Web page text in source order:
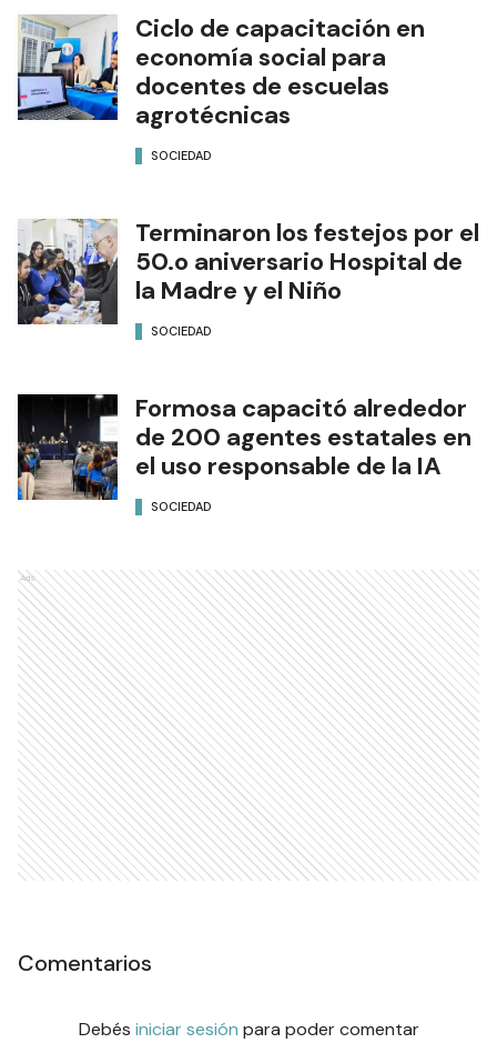
Ciclo de capacitación en
economía social para
docentes de escuelas
agrotécnicas
SOCIEDAD
Terminaron los festejos por el
50.o aniversario Hospital de
la Madre y el Niño
SOCIEDAD
Formosa capacitó alrededor
de 200 agentes estatales en
el uso responsable de la IA
SOCIEDAD
Ads
Comentarios
Debés iniciar sesión para poder comentar